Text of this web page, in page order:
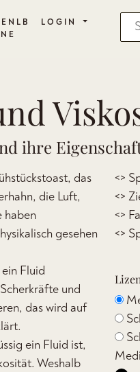
LOGIN
ihre
das
die Luft,
haben
gesehen
Fluid
und
das wird auf
ein Fluid ist,
Weshalb
<>
<>
<>
<>